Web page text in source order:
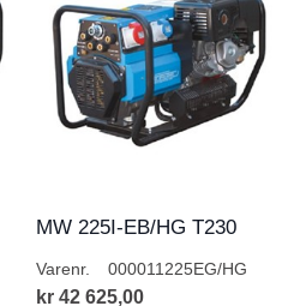
MW 225I-EB/HG T230
Varenr. 000011225EG/HG
kr 42 625,00